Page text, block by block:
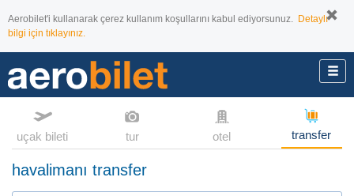
Aerobilet'i kullanarak çerez kullanım koşullarını kabul ediyorsunuz. Detaylı
bilgi için tıklayınız.
uçak bileti tur otel transfer
havalimanı transfer